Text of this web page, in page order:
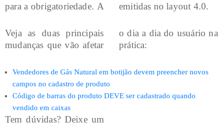
para a obrigatoriedade. A
emitidas no layout 4.0.
Veja as duas principais
mudanças que vão afetar
o dia a dia do usuário na
prática:
Vendedores de Gás Natural em botijão devem preencher novos
campos no cadastro de produto
Código de barras do produto DEVE ser cadastrado quando
vendido em caixas
Tem dúvidas? Deixe um